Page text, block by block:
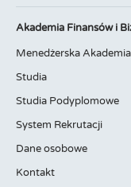
Akademia Finansów i
Menedżerska
Studia
Studia Podyplomowe
System Rekrutacji
Dane osobowe
Kontakt